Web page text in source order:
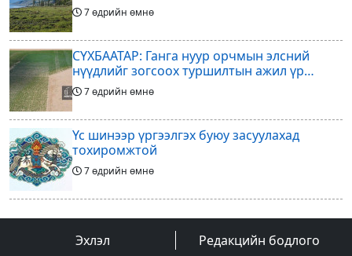
7 өдрийн өмнө
СҮХБААТАР: Ганга нуур орчмын элсний
нүүдлийг зогсоох туршилтын ажил үр
дүнгээ өгч эхэлжээ
7 өдрийн өмнө
Үс шинээр үргээлгэх буюу засуулахад
тохиромжтой
7 өдрийн өмнө
Арилжааны төслөө зогсоож байгаагаа
Ж.Инфантино мэдэгдэв
Эхлэл Редакцийн бодлого